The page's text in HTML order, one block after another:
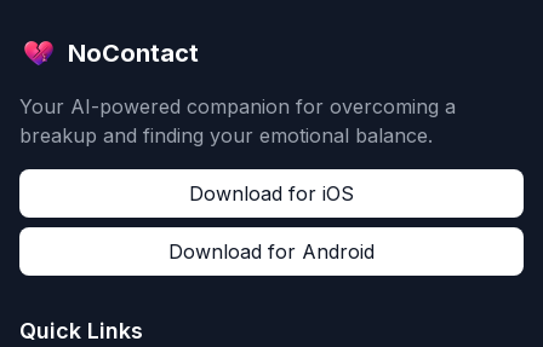
NoContact
Your AI-powered companion for overcoming a
breakup and finding your emotional balance.
Download for iOS
Download for Android
Quick Links